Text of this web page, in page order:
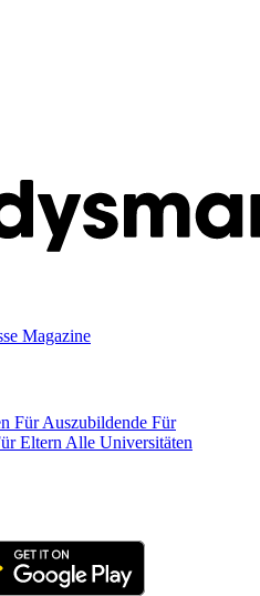
Magazine
Für Auszubildende Für
Eltern Alle Universitäten